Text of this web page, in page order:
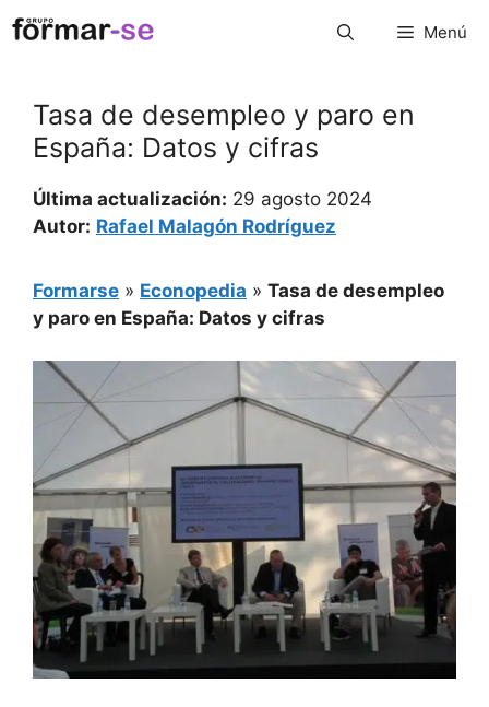
Saltar
al
Menú
Tasa de desempleo y paro en
España: Datos y cifras
Última actualización: 29 agosto 2024
Autor: Rafael Malagón Rodríguez
Formarse » Econopedia » Tasa de desempleo
y paro en España: Datos y cifras